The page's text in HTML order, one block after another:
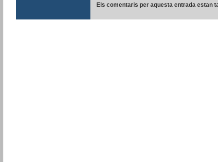
Els comentaris per aquesta entrada estan